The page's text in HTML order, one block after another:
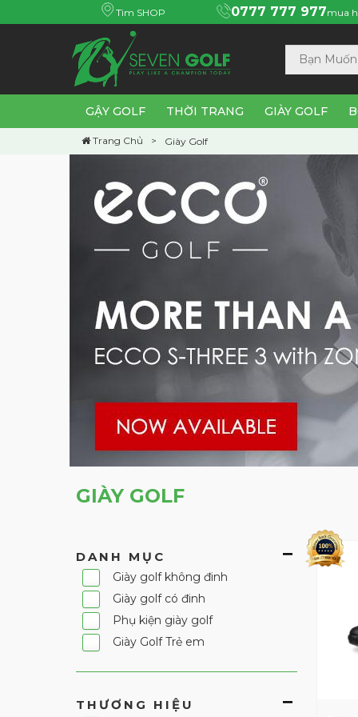
Tìm SHOP 0777 777 977mua
GẬY GOLF THỜI TRANG GIÀY GOLF
Trang Chủ Giày Golf
GIÀY GOLF
DANH MỤC
Giày golf không đinh
Giày golf có đinh
Phụ kiện giày golf
Giày Golf Trẻ em
THƯƠNG HIỆU